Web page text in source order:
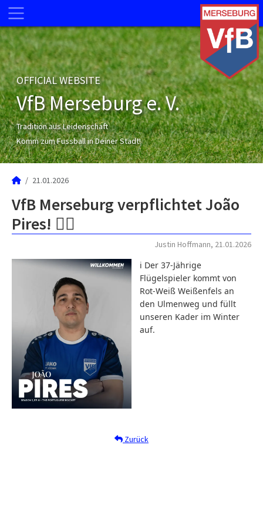
OFFICIAL WEBSITE
VfB Merseburg e. V.
Tradition aus Leidenschaft
Komm zum Fussball in Deiner Stadt!
21.01.2026
VfB Merseburg verpflichtet João
Pires! ✍🏼
Justin Hoffmann, 21.01.2026
ℹ️ Der 37-Jährige
Flügelspieler kommt von
Rot-Weiß Weißenfels an
den Ulmenweg und füllt
unseren Kader im Winter
auf.
Zurück